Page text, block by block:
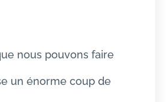
nous pouvons faire
un énorme coup de